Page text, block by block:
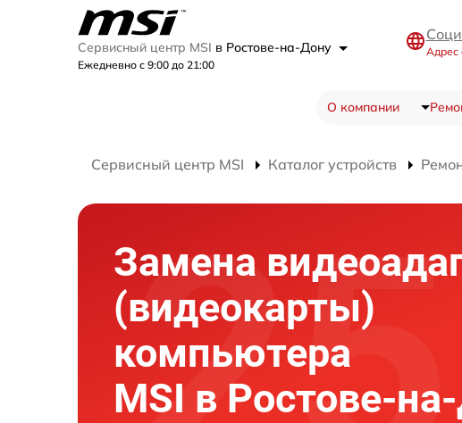
Сервисный центр MSI в Ростове-на-Дону
Ежедневно с 9:00 до 21:00
Адрес
О компании
Сервисный центр MSI Каталог устройств
Замена
(видеокарты)
компьютера
MSI в Ростове-